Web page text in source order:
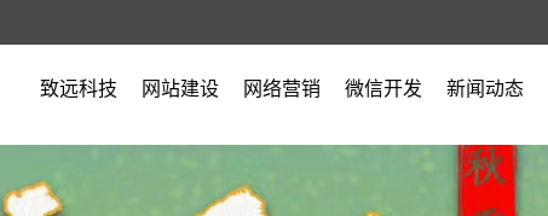
致远科技
公司简介
营业执照
网站建设 网络营销 微信开发 新闻动态
公司新闻